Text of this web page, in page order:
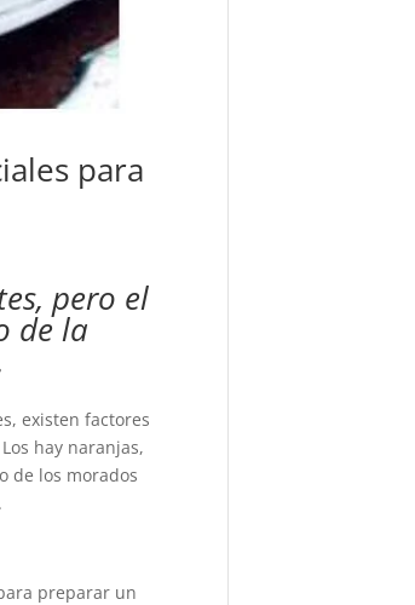
para
pero el
de la
existen factores
hay naranjas,
de los morados
preparar un